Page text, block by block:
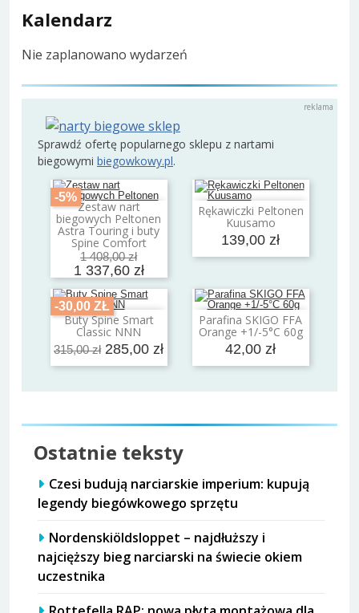
Kalendarz
Nie zaplanowano wydarzeń
Sprawdź ofertę popularnego sklepu z nartami
biegowymi biegowkowy.pl.
-5%
Zestaw nart
biegowych Peltonen
Astra Touring i buty
Spine Comfort
1 408,00 zł
1 337,60 zł
Dodaj do koszyka Rękawiczki Peltonen
Kuusamo
139,00 zł
Dodaj do koszyka
-30,00 ZŁ
Buty Spine Smart
Classic NNN
315,00 zł 285,00 zł
Dodaj do koszyka Parafina SKIGO FFA
Orange +1/-5°C 60g
42,00 zł
Dodaj do koszyka
Ostatnie teksty
Czesi budują narciarskie imperium: kupują
legendy biegówkowego sprzętu
Nordenskiöldsloppet – najdłuższy i
najcięższy bieg narciarski na świecie okiem
uczestnika